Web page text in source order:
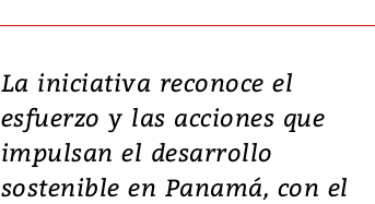
La iniciativa reconoce el
esfuerzo y las acciones que
impulsan el desarrollo
sostenible en Panamá, con el
Video, Japón: Terremoto
deja heridos y graves
daños en Kumamoto